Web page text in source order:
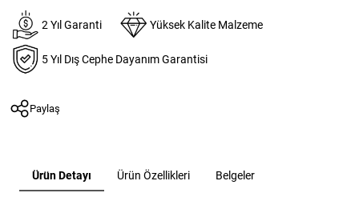
2 Yıl Garanti Yüksek Kalite Malzeme
5 Yıl Dış Cephe Dayanım Garantisi
Paylaş
Ürün Detayı Ürün Özellikleri Belgeler